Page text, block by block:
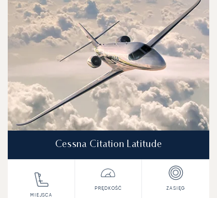
Cessna Citation Latitude